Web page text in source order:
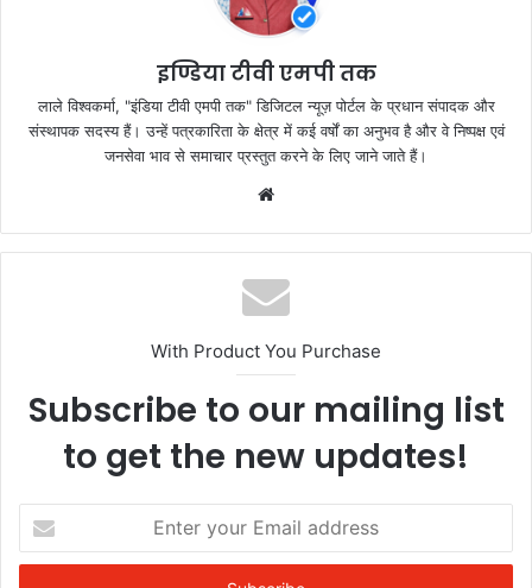
इण्डिया टीवी एमपी तक
लाले विश्वकर्मा, "इंडिया टीवी एमपी तक" डिजिटल न्यूज़ पोर्टल के प्रधान संपादक और
संस्थापक सदस्य हैं। उन्हें पत्रकारिता के क्षेत्र में कई वर्षों का अनुभव है और वे निष्पक्ष एवं
जनसेवा भाव से समाचार प्रस्तुत करने के लिए जाने जाते हैं।
With Product You Purchase
Subscribe to our mailing list
to get the new updates!
your
Email